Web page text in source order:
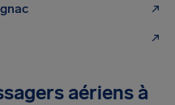
aériens à